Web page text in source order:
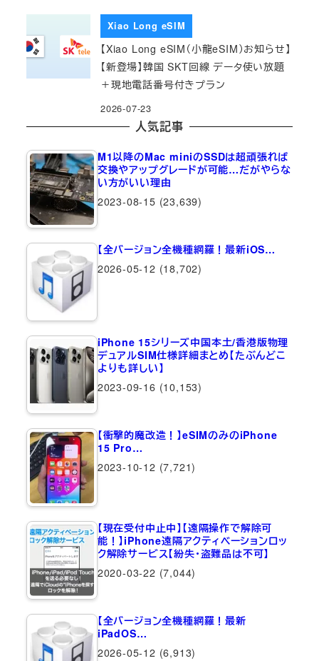
Xiao Long eSIM
【Xiao Long eSIM（小龍eSIM）お知らせ】
【新登場】韓国 SKT回線 データ使い放題
＋現地電話番号付きプラン
2026-07-23
人気記事
M1以降のMac miniのSSDは超頑張れば
交換やアップグレードが可能…だがやらな
い方がいい理由
2023-08-15 (23,639)
【全バージョン全機種網羅！最新iOS…
2026-05-12 (18,702)
iPhone 15シリーズ中国本土/香港版物理
デュアルSIM仕様詳細まとめ【たぶんどこ
よりも詳しい】
2023-09-16 (10,153)
【衝撃的魔改造！】eSIMのみのiPhone
15 Pro…
2023-10-12 (7,721)
【現在受付中止中】【遠隔操作で解除可
能！】iPhone遠隔アクティベーションロッ
ク解除サービス【紛失・盗難品は不可】
2020-03-22 (7,044)
【全バージョン全機種網羅！最新
iPadOS…
2026-05-12 (6,913)